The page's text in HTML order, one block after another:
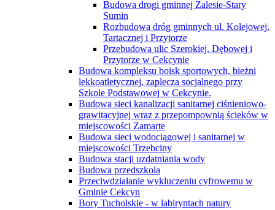
Budowa drogi gminnej Zalesie-Stary
Sumin
Rozbudowa dróg gminnych ul. Kolejowej,
Tartacznej i Przytorze
Przebudowa ulic Szerokiej, Dębowej i
Przytorze w Cekcynie
Budowa kompleksu boisk sportowych, bieżni
lekkoatletycznej, zaplecza socjalnego przy
Szkole Podstawowej w Cekcynie.
Budowa sieci kanalizacji sanitarnej ciśnieniowo-
grawitacyjnej wraz z przepompownią ścieków w
miejscowości Zamarte
Budowa sieci wodociągowej i sanitarnej w
miejscowości Trzebciny
Budowa stacji uzdatniania wody
Budowa przedszkola
Przeciwdziałanie wykluczeniu cyfrowemu w
Gminie Cekcyn
Bory Tucholskie - w labiryntach natury